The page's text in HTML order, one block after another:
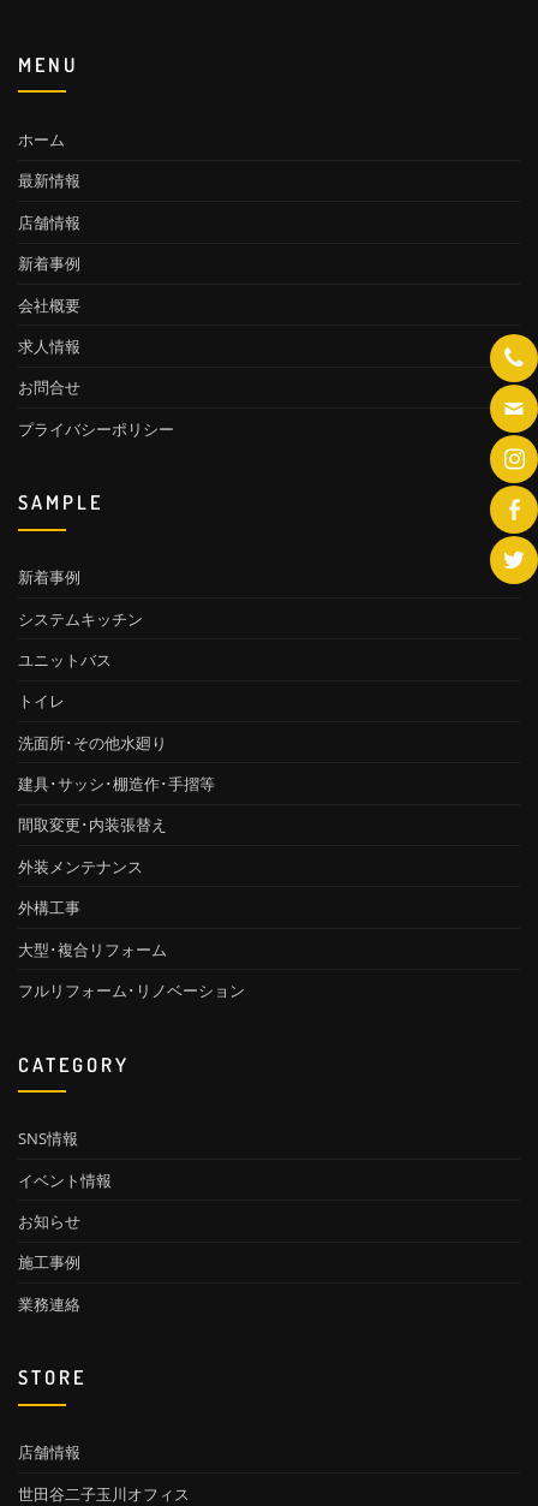
MENU
ホーム
最新情報
店舗情報
新着事例
会社概要
求人情報
お問合せ
プライバシーポリシー
SAMPLE
新着事例
システムキッチン
ユニットバス
トイレ
洗面所･その他水廻り
建具･サッシ･棚造作･手摺等
間取変更･内装張替え
外装メンテナンス
外構工事
大型･複合リフォーム
フルリフォーム･リノベーション
CATEGORY
SNS情報
イベント情報
お知らせ
施工事例
業務連絡
STORE
店舗情報
世田谷二子玉川オフィス